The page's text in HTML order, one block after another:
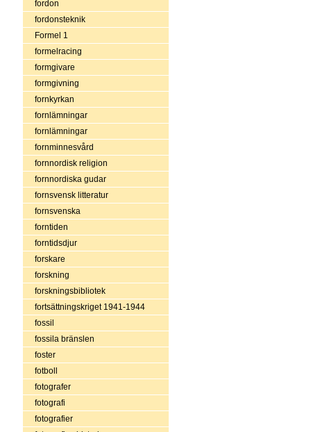
fordon
fordonsteknik
Formel 1
formelracing
formgivare
formgivning
fornkyrkan
fornlämningar
fornlämningar
fornminnesvård
fornnordisk religion
fornnordiska gudar
fornsvensk litteratur
fornsvenska
forntiden
forntidsdjur
forskare
forskning
forskningsbibliotek
fortsättningskriget 1941-1944
fossil
fossila bränslen
foster
fotboll
fotografer
fotografi
fotografier